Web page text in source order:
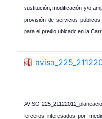
sustitución, modificación y/o
provisión de servicios públicos
para el predio ubicado en la
AVISO
terceros interesados por